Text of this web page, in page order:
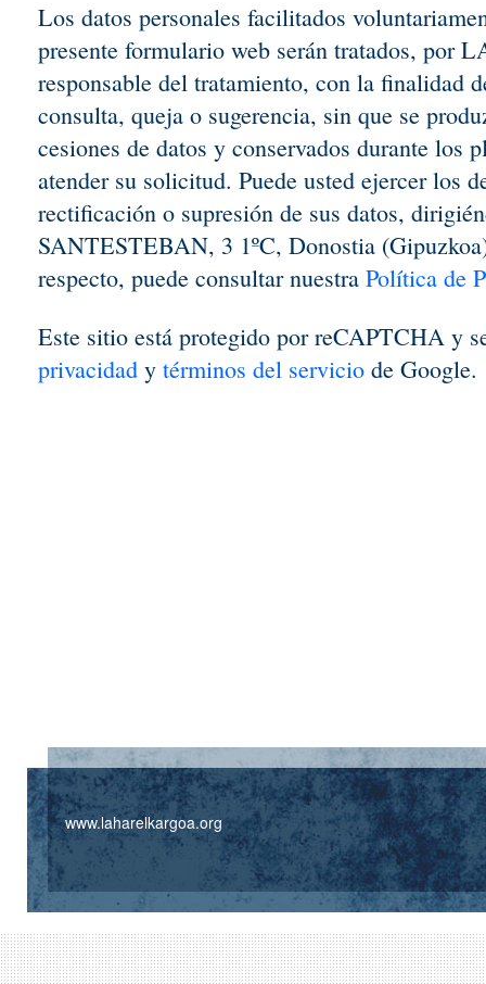
Los datos personales facilitados
presente formulario web serán tratados, por
responsable del tratamiento, con la finalidad
consulta, queja o sugerencia, sin que se
cesiones de datos y conservados durante los
atender su solicitud. Puede usted ejercer los
rectificación o supresión de sus datos,
SANTESTEBAN, 3 1ºC, Donostia
respecto, puede consultar nuestra Política de
Este sitio está protegido por reCAPTCHA y
privacidad y términos del servicio de Google.
www.laharelkargoa.org